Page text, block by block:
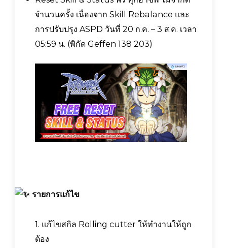
จำนวนครั้ง เนื่องจาก Skill Rebalance และ
การปรับปรุง ASPD วันที่ 20 ก.ค. – 3 ส.ค. เวลา
05:59 น. (พิกัด Geffen 138 203)
รายการแก้ไข
1. แก้ไขสกิล Rolling cutter ให้ทำงานให้ถูก
ต้อง